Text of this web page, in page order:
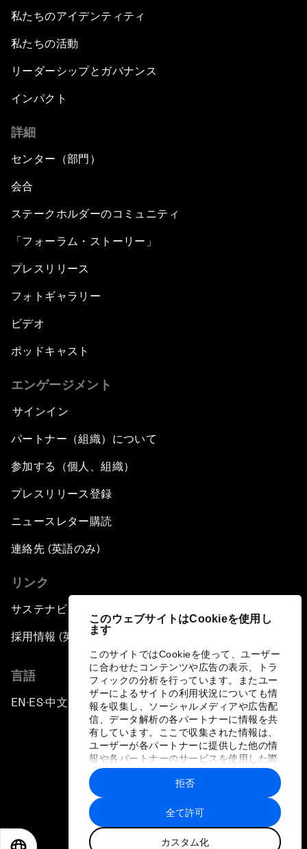
このウェブサイトはCookieを使用し
ます
このサイトではCookieを使って、ユーザー
に合わせたコンテンツや広告の表示、トラ
フィックの分析を行っています。またユー
ザーによるサイトの利用状況についても情
報を収集し、ソーシャルメディアや広告配
信、データ解析の各パートナーに情報を共
有しています。ここで収集された情報は、
ユーザーが各パートナーに提供した他の情
報や各パートナーのサービスを使用した際
に収集された情報と組み合わされ、各パー
トナーによって使用されることがありま
す。
全て許可
カスタム化
拒否
私たちのアイデンティティ
私たちの活動
リーダーシップとガバナンス
インパクト
詳細
センター（部門）
会合
ステークホルダーのコミュニティ
「フォーラム・ストーリー」
プレスリリース
フォトギャラリー
ビデオ
ポッドキャスト
エンゲージメント
サインイン
パートナー（組織）について
参加する（個人、組織）
プレスリリース登録
ニュースレター購読
連絡先 (英語のみ)
リンク
サステナビリティへの取り組み
採用情報 (英語のみ)
言語
EN ▪ ES▪中文▪ 日本語
プライバシーポリシーと利用規約
サイトマップ
©
世界経済フォーラム